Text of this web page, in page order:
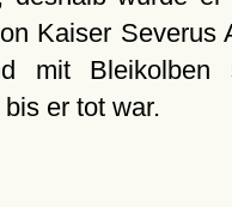
Kaiser Severus
mit Bleikolben
er tot war.